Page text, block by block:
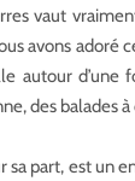
vaut
avons adoré
autour
des balades
sa part, est un